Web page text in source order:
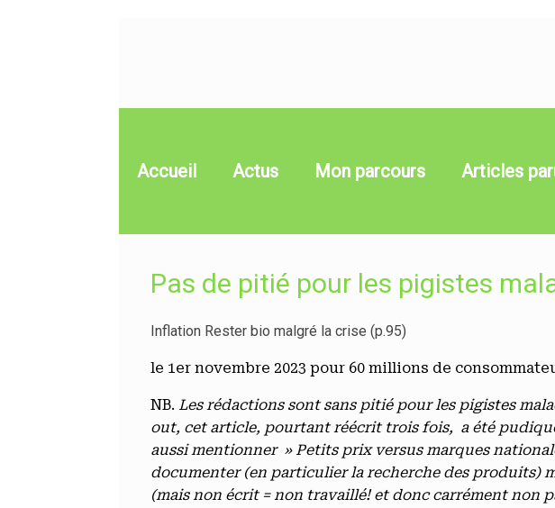
Accueil Actus Mon parcours Articles
Pas de pitié pour les pigistes
Inflation Rester bio malgré la crise (p.95)
le 1er novembre 2023 pour 60 millions de
NB. Les rédactions sont sans pitié pour les pigistes
out, cet article, pourtant réécrit trois fois, a été
aussi mentionner » Petits prix versus marques
documenter (en particulier la recherche des produits)
(mais non écrit = non travaillé! et donc carrément non